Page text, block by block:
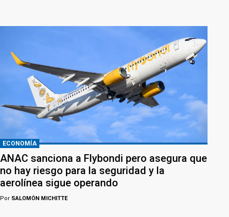
ECONOMÍA
ANAC sanciona a Flybondi pero asegura que
no hay riesgo para la seguridad y la
aerolínea sigue operando
Por SALOMÓN MICHITTE